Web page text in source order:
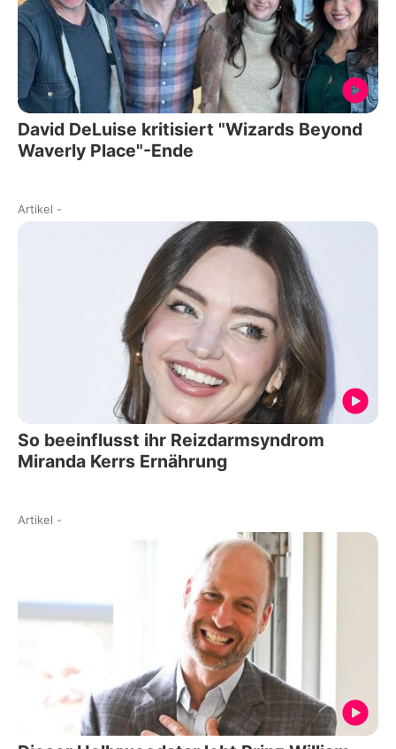
David DeLuise kritisiert "Wizards Beyond
Waverly Place"-Ende
Artikel -
So beeinflusst ihr Reizdarmsyndrom
Miranda Kerrs Ernährung
Artikel -